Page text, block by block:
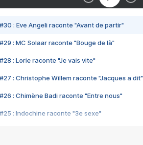
#30 : Eve Angeli raconte "Avant de partir"
#29 : MC Solaar raconte "Bouge de là"
#28 : Lorie raconte "Je vais vite"
#27 : Christophe Willem raconte "Jacques a dit"
#26 : Chimène Badi raconte "Entre nous"
#25 : Indochine raconte "3e sexe"